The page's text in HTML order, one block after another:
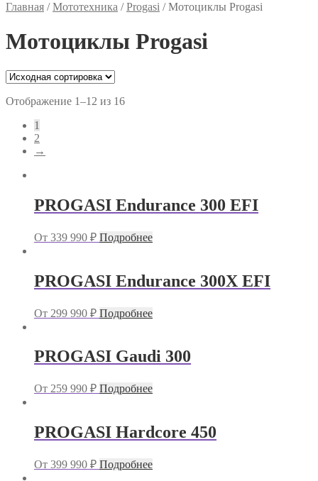
Главная /Мототехника /Progasi /Мотоциклы Progasi
Мотоциклы Progasi
Отображение 1–12 из 16
1
2
→
PROGASI Endurance 300 EFI
От 339 990 ₽ Подробнее
PROGASI Endurance 300X EFI
От 299 990 ₽ Подробнее
PROGASI Gaudi 300
От 259 990 ₽ Подробнее
PROGASI Hardcore 450
От 399 990 ₽ Подробнее